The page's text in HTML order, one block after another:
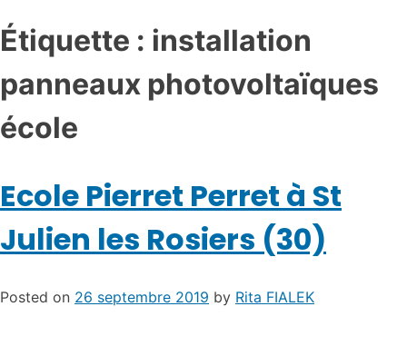
Étiquette : installation
panneaux photovoltaïques
école
Ecole Pierret Perret à St
Julien les Rosiers (30)
Posted on 26 septembre 2019 by Rita FIALEK